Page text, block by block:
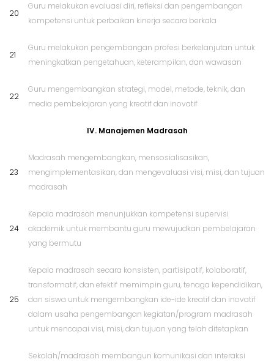
20
Guru melakukan evaluasi diri, refleksi dan pengembangan
kompetensi untuk perbaikan kinerja secara berkala
21
Guru melakukan pengembangan profesi berkelanjutan untuk
meningkatkan pengetahuan, keterampilan, dan wawasan
22
Guru mengembangkan strategi, model, metode, teknik, dan
media pembelajaran yang kreatif dan inovatif
IV. Manajemen Madrasah
23
Madrasah mengembangkan, mensosialisasikan,
mengimplementasikan, dan mengevaluasi visi, misi, dan tujuan
madrasah
24
Kepala madrasah menunjukkan kompetensi supervisi
akademik untuk membantu guru mewujudkan pembelajaran
yang bermutu
25
Kepala madrasah secara konsisten, partisipatif, kolaboratif,
transformatif, dan efektif memimpin guru, tenaga kependidikan,
dan siswa untuk mengembangkan ide-ide kreatif dan inovatif
dalam usaha pengembangan kegiatan/program madrasah
untuk mencapai visi, misi, dan tujuan yang telah ditetapkan
Sekolah/madrasah membangun komunikasi dan interaksi